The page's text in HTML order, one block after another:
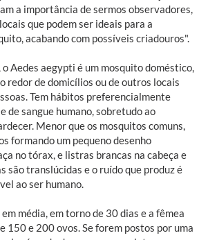
a importância de sermos observadores,
que podem ser ideais para a
acabando com possíveis criadouros".
Aedes aegypti é um mosquito doméstico,
redor de domicílios ou de outros locais
Tem hábitos preferencialmente
de sangue humano, sobretudo ao
Menor que os mosquitos comuns,
formando um pequeno desenho
no tórax, e listras brancas na cabeça e
são translúcidas e o ruído que produz é
ao ser humano.
média, em torno de 30 dias e a fêmea
150 e 200 ovos. Se forem postos por uma